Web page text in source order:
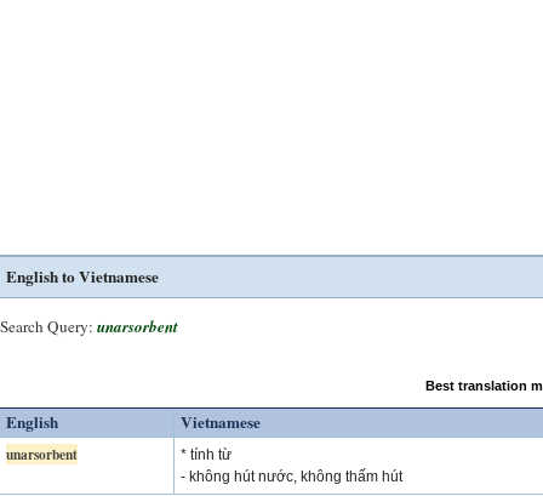
English to Vietnamese
Search Query: unarsorbent
Best translation
English Vietnamese
unarsorbent
* tính từ
- không hút nước, không thấm hút